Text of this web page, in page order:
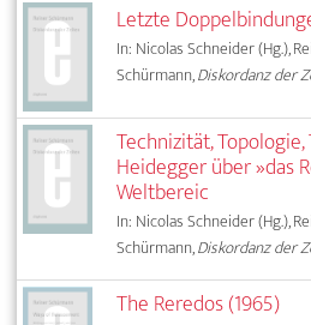
Letzte
In: Nicolas Schneider (Hg.),
Schürmann,Diskordanz der
Technizität,
Heidegger über »das
Weltbereic
In: Nicolas Schneider (Hg.),
Schürmann,Diskordanz der
The Reredos (1965)